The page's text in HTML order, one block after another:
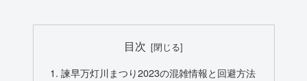
目次
諫早万灯川まつり2023の混雑情報と回避方法